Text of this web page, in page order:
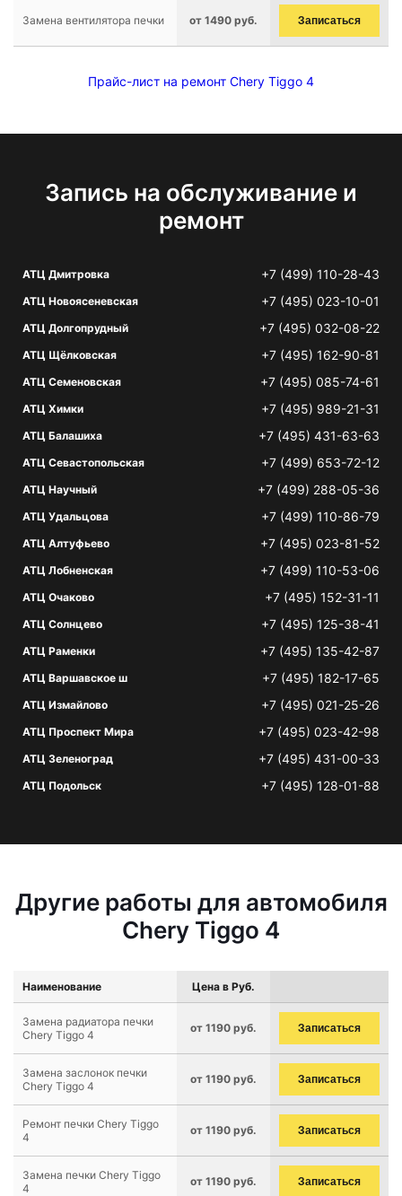
Замена вентилятора печки от 1490 руб. Записаться
Прайс-лист на ремонт Chery Tiggo 4
Запись на обслуживание и
ремонт
АТЦ Дмитровка +7 (499) 110-28-43
АТЦ Новоясеневская +7 (495) 023-10-01
АТЦ Долгопрудный +7 (495) 032-08-22
АТЦ Щёлковская +7 (495) 162-90-81
АТЦ Семеновская +7 (495) 085-74-61
АТЦ Химки +7 (495) 989-21-31
АТЦ Балашиха +7 (495) 431-63-63
АТЦ Севастопольская +7 (499) 653-72-12
АТЦ Научный +7 (499) 288-05-36
АТЦ Удальцова +7 (499) 110-86-79
АТЦ Алтуфьево +7 (495) 023-81-52
АТЦ Лобненская +7 (499) 110-53-06
АТЦ Очаково +7 (495) 152-31-11
АТЦ Солнцево +7 (495) 125-38-41
АТЦ Раменки +7 (495) 135-42-87
АТЦ Варшавское ш +7 (495) 182-17-65
АТЦ Измайлово +7 (495) 021-25-26
АТЦ Проспект Мира +7 (495) 023-42-98
АТЦ Зеленоград +7 (495) 431-00-33
АТЦ Подольск +7 (495) 128-01-88
Другие работы для автомобиля
Chery Tiggo 4
Наименование Цена в Руб.
Замена радиатора печки
Chery Tiggo 4
от 1190 руб. Записаться
Замена заслонок печки
Chery Tiggo 4
от 1190 руб. Записаться
Ремонт печки Chery Tiggo
4
от 1190 руб. Записаться
Замена печки Chery Tiggo
4
от 1190 руб. Записаться